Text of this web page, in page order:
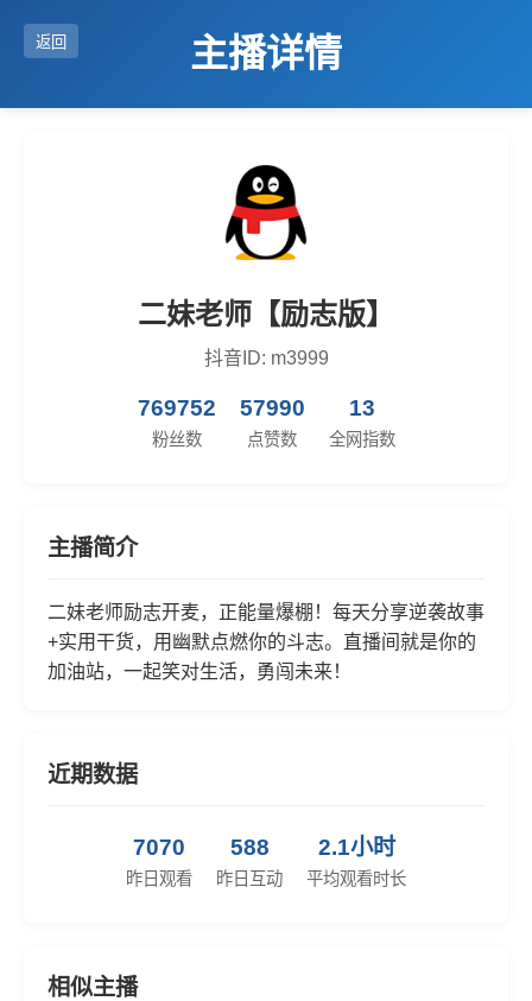
返回 主播详情
二妹老师【励志版】
抖音ID: m3999
769752
粉丝数
57990
点赞数
13
全网指数
主播简介
二妹老师励志开麦，正能量爆棚！每天分享逆袭故事
+实用干货，用幽默点燃你的斗志。直播间就是你的
加油站，一起笑对生活，勇闯未来！
近期数据
7070
昨日观看
588
昨日互动
2.1小时
平均观看时长
相似主播